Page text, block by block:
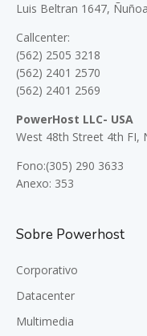
Luis Beltran 1647,
Callcenter:
(562) 2505 3218
(562) 2401 2570
(562) 2401 2569
PowerHost LLC- USA
West 48th Street 4th FI,
Fono:(305) 290 3633
Anexo: 353
Sobre Powerhost
Corporativo
Datacenter
Multimedia